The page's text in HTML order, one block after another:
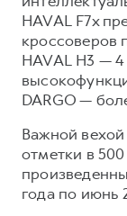
HAVAL F7x
кроссоверов
HAVAL H3 —
DARGO —
Важной
отметки в
года по июнь